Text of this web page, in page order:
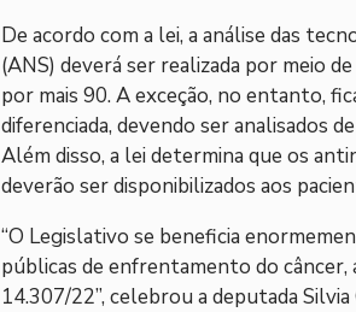
De acordo com a lei, a análise das
(ANS) deverá ser realizada por meio
por mais 90. A exceção, no entanto,
diferenciada, devendo ser analisados
Além disso, a lei determina que os
deverão ser disponibilizados aos
“O Legislativo se beneficia
públicas de enfrentamento do câncer,
14.307/22”, celebrou a deputada